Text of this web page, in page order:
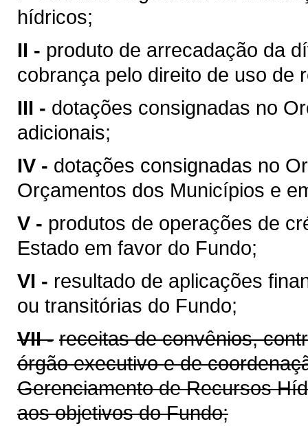
hídricos;
II - produto de arrecadação da
cobrança pelo direito de uso de
III - dotações consignadas no
adicionais;
IV - dotações consignadas no
Orçamentos dos Municípios e
V - produtos de operações de
Estado em favor do Fundo;
VI - resultado de aplicações
ou transitórias do Fundo;
VII - receitas de convênios,
órgão executivo e de
Gerenciamento de Recursos
aos objetivos do Fundo;